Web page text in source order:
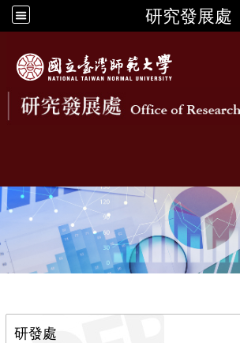
研究發展處
研發處